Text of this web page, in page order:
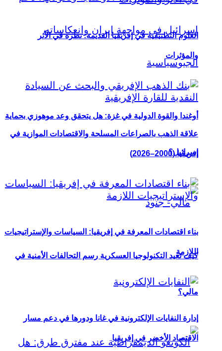
أوغندا والقوة الدولية في غزة: هل يتحقق وعد موهوزي بحماية
إسرائيل؟
كيف تعيد التكنولوجيا العسكرية رسم التحالفات الأمنية في
مالي؟
العلوم التطبيقية في إفريقيا القديمة: نظرة في الأثر
والمؤثرات
علاقة الذهب بالصراعات المسلحة والاقتصادات الموازية في
إفريقيا (2000–2026)
بناء اقتصادات المعرفة في إفريقيا: السياسات والإستراتيجيات
اللازمة
إدارة النفايات الإلكترونية في غانا ودورها في دعم مسار
الاقتصاد الأخضر في إفريقيا